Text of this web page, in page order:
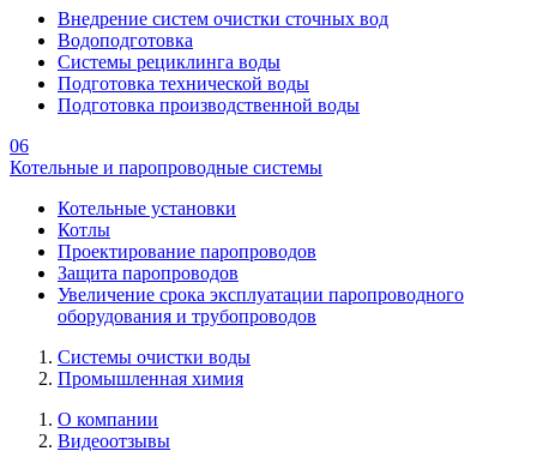
Внедрение систем очистки сточных вод
Водоподготовка
Системы рециклинга воды
Подготовка технической воды
Подготовка производственной воды
06
Котельные и паропроводные системы
Котельные установки
Котлы
Проектирование паропроводов
Защита паропроводов
Увеличение срока эксплуатации паропроводного
оборудования и трубопроводов
Системы очистки воды
Промышленная химия
О компании
Видеоотзывы